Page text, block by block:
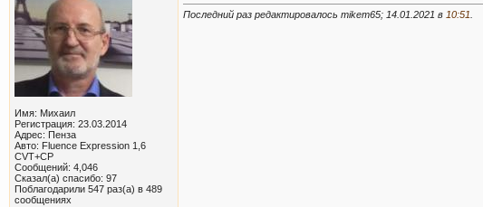
Имя: Михаил
Регистрация: 23.03.2014
Адрес: Пенза
Авто: Fluence Expression 1,6
CVT+СР
Сообщений: 4,046
Сказал(а) спасибо: 97
Поблагодарили 547 раз(а) в 489
сообщениях
Последний раз редактировалось mikem65; 14.01.2021 в 10:51